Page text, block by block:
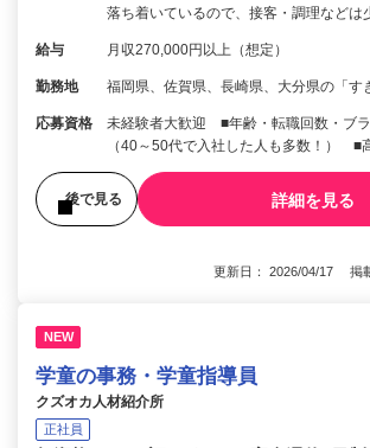
落ち着いているので、接客・調理など
給与 月収270,000円以上（想定）
勤務地 福岡県、佐賀県、長崎県、大分県の「す
応募資格
未経験者大歓迎 ■年齢・転職回数・ブ
（40～50代で入社した人も多数！） ■
後で見る 詳細を見る
更新日： 2026/04/17 掲
NEW
学童の事務・学童指導員
クズオカ人材紹介所
正社員